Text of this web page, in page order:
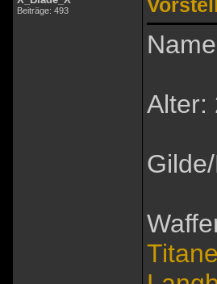
Beiträge: 493
Alter: